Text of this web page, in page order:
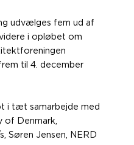
udvælges fem ud af
i opløbet om
til 4. december
i tæt samarbejde med
of Denmark,
Søren Jensen, NERD